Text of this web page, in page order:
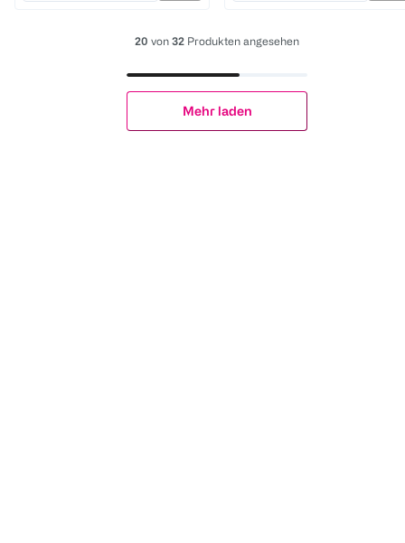
20 von 32 Produkten angesehen
Mehr laden